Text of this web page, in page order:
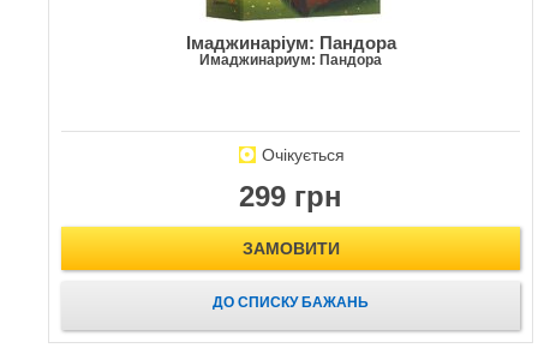
Імаджинаріум: Пандора
Имаджинариум: Пандора
Очікується
299 грн
ЗАМОВИТИ
ДО СПИСКУ БАЖАНЬ